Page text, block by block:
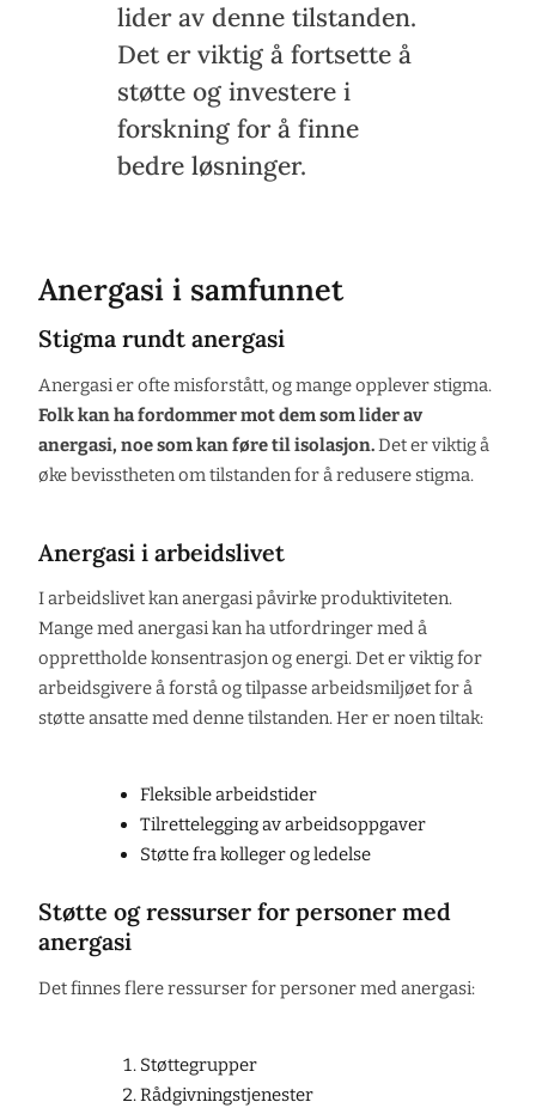
lider av denne tilstanden.
Det er viktig å fortsette å
støtte og investere i
forskning for å finne
bedre løsninger.
Anergasi i samfunnet
Stigma rundt anergasi
Anergasi er ofte misforstått, og mange opplever stigma.
Folk kan ha fordommer mot dem som lider av
anergasi, noe som kan føre til isolasjon.Det er viktig å
øke bevisstheten om tilstanden for å redusere stigma.
Anergasi i arbeidslivet
I arbeidslivet kan anergasi påvirke produktiviteten.
Mange med anergasi kan ha utfordringer med å
opprettholde konsentrasjon og energi. Det er viktig for
arbeidsgivere å forstå og tilpasse arbeidsmiljøet for å
støtte ansatte med denne tilstanden. Her er noen tiltak:
Fleksible arbeidstider
Tilrettelegging av arbeidsoppgaver
Støtte fra kolleger og ledelse
Støtte og ressurser for personer med
anergasi
Det finnes flere ressurser for personer med anergasi:
Støttegrupper
Rådgivningstjenester